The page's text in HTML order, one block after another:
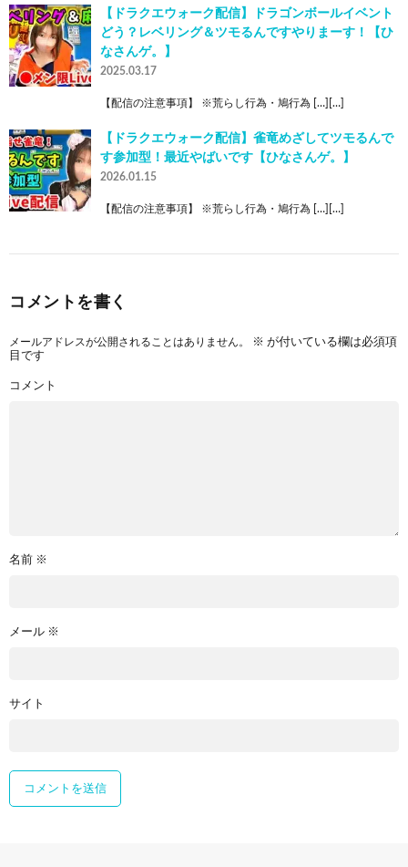
【ドラクエウォーク配信】ドラゴンボールイベント
どう？レベリング＆ツモるんですやりまーす！【ひ
なさんゲ。】
2025.03.17
【配信の注意事項】 ※荒らし行為・鳩行為 […][…]
【ドラクエウォーク配信】雀竜めざしてツモるんで
す参加型！最近やばいです【ひなさんゲ。】
2026.01.15
【配信の注意事項】 ※荒らし行為・鳩行為 […][…]
コメントを書く
メールアドレスが公開されることはありません。 ※ が付いている欄は必須項
目です
コメント
名前 ※
メール ※
サイト